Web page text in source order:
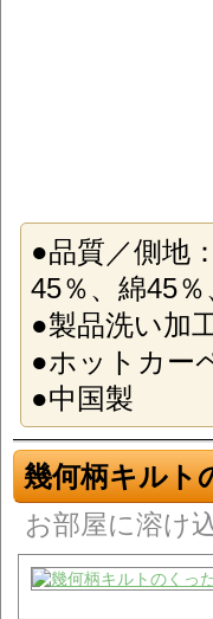
●品質／側地
45％、綿45
●製品洗い加
●ホットカー
●中国製
幾何柄キルト
お部屋に溶け